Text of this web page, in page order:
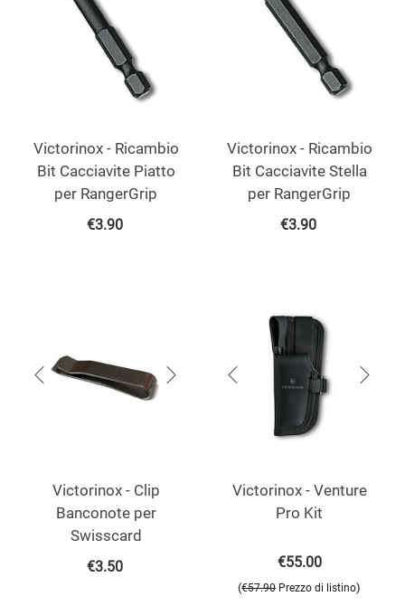
Victorinox - Ricambio
Bit Cacciavite Piatto
per RangerGrip
€3.90
Victorinox - Ricambio
Bit Cacciavite Stella
per RangerGrip
€3.90
Victorinox - Clip
Banconote per
Swisscard
€3.50
Victorinox - Venture
Pro Kit
€55.00
(€57.90 Prezzo di listino)